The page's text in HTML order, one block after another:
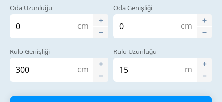
Oda Uzunluğu
cm
Oda Genişliği
cm
Rulo Genişliği
cm
Rulo Uzunluğu
m